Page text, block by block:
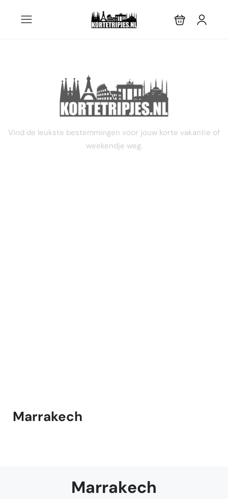
STEL JE EIGEN TRIP SAMEN
Vind de leukste bestemmingen voor jouw korte vakantie of
weekendje weg.
Marrakech
Marrakech